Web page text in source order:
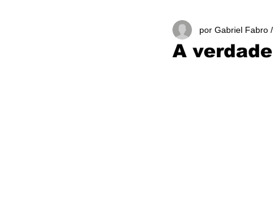
A
por Gabriel Fabro